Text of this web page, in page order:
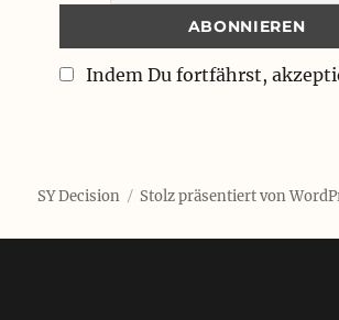
Indem Du fortfährst,
SY Decision Stolz präsentiert von